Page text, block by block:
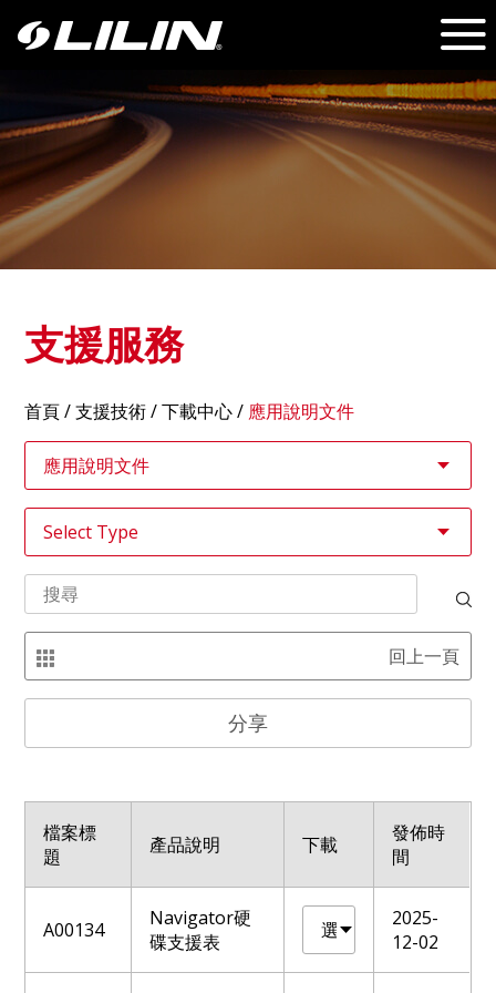
支援服務
首頁/支援技術/ 下載中心 / 應用說明文件
回上一頁
分享
檔案標
題
產品說明 下載
發佈時
間
A00134
Navigator硬
碟支援表
2025-
12-02